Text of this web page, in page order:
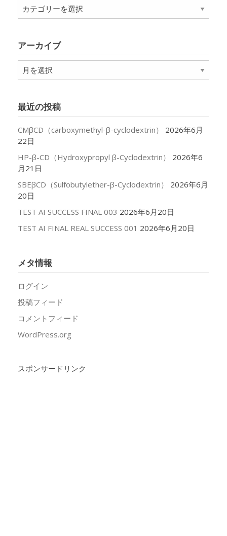
テ
ー
アーカイブ
ア
ー
ブ
最近の投稿
CMβCD（carboxymethyl-β-cyclodextrin）
2026年6月
22日
HP-β-CD（Hydroxypropyl β-Cyclodextrin）
2026年6
月21日
SBEβCD（Sulfobutylether-β-Cyclodextrin）
2026年6月
20日
TEST AI SUCCESS FINAL 003 2026年6月20日
TEST AI FINAL REAL SUCCESS 001 2026年6月20日
メタ情報
ログイン
投稿フィード
コメントフィード
WordPress.org
スポンサードリンク